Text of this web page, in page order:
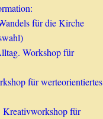
für die Kirche
Workshop für
für werteorientiertes
für